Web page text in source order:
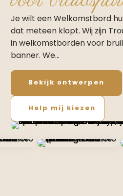
Je wilt een Welkomstbord
dat meteen klopt. Wij zijn
in welkomstborden voor
banner. We…
Bekijk ontwerpen
Help mij kiezen